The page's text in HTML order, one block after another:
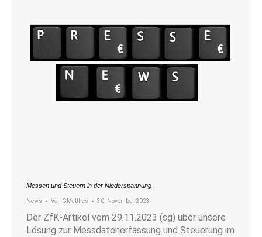
Messen und Steuern in der Niederspannung
News Von GMatthes 30. November 2023
Der ZfK-Artikel vom 29.11.2023 (sg) über unsere
Lösung zur Messdatenerfassung und Steuerung im